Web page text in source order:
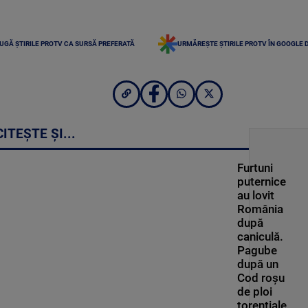
ȘTIRILE PROTV CA SURSĂ PREFERATĂ URMĂREȘTE ȘTIRILE PROTV ÎN GOOGLE
ȘI...
Furtuni
puternice
au lovit
România
după
caniculă.
Pagube
după un
Cod roşu
de ploi
torenţiale